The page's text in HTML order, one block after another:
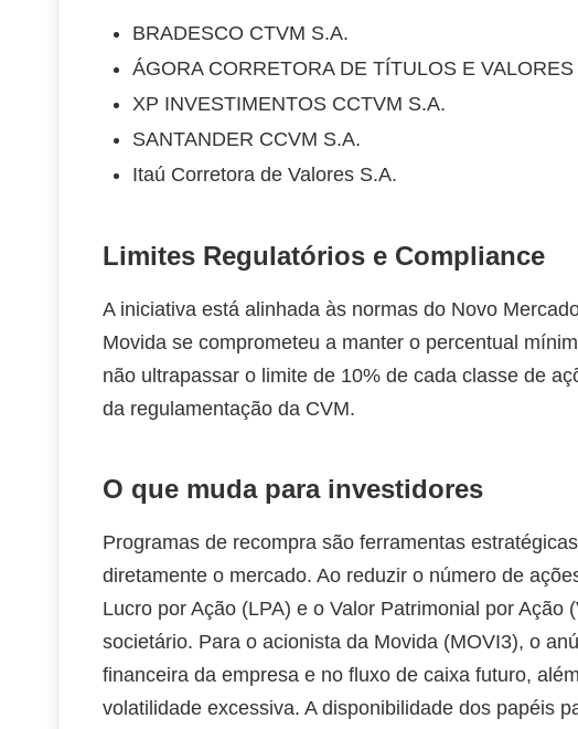
BRADESCO CTVM S.A.
ÁGORA CORRETORA DE TÍTULOS E
XP INVESTIMENTOS CCTVM S.A.
SANTANDER CCVM S.A.
Itaú Corretora de Valores S.A.
Limites Regulatórios e Compliance
A iniciativa está alinhada às normas do Novo
Movida se comprometeu a manter o percentual
não ultrapassar o limite de 10% de cada classe de
da regulamentação da CVM.
O que muda para investidores
Programas de recompra são ferramentas
diretamente o mercado. Ao reduzir o número de
Lucro por Ação (LPA) e o Valor Patrimonial por
societário. Para o acionista da Movida (MOVI3), o
financeira da empresa e no fluxo de caixa futuro,
volatilidade excessiva. A disponibilidade dos papéis